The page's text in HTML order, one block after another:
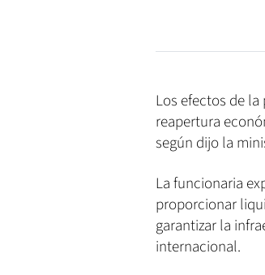
Los efectos de
reapertura
según dijo la
La funcionaria
proporcionar
garantizar la
internacional.